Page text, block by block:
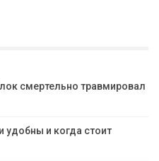
смертельно травмировал
удобны и когда стоит